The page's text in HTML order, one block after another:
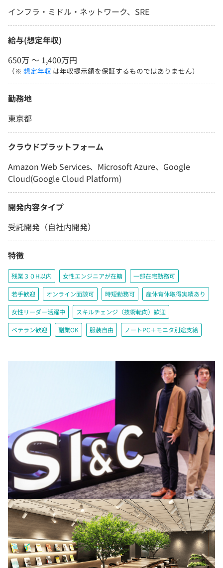
インフラ・ミドル・ネットワーク、SRE
給与(想定年収)
650万 〜 1,400万円
（※ 想定年収 は年収提示額を保証するものではありません）
勤務地
東京都
クラウドプラットフォーム
Amazon Web Services、Microsoft Azure、Google
Cloud(Google Cloud Platform)
開発内容タイプ
受託開発（自社内開発）
特徴
残業３０H以内 女性エンジニアが在籍 一部在宅勤務可
若手歓迎 オンライン面談可 時短勤務可 産休育休取得実績あり
女性リーダー活躍中 スキルチェンジ（技術転向）歓迎
ベテラン歓迎 副業OK 服装自由 ノートPC＋モニタ別途支給